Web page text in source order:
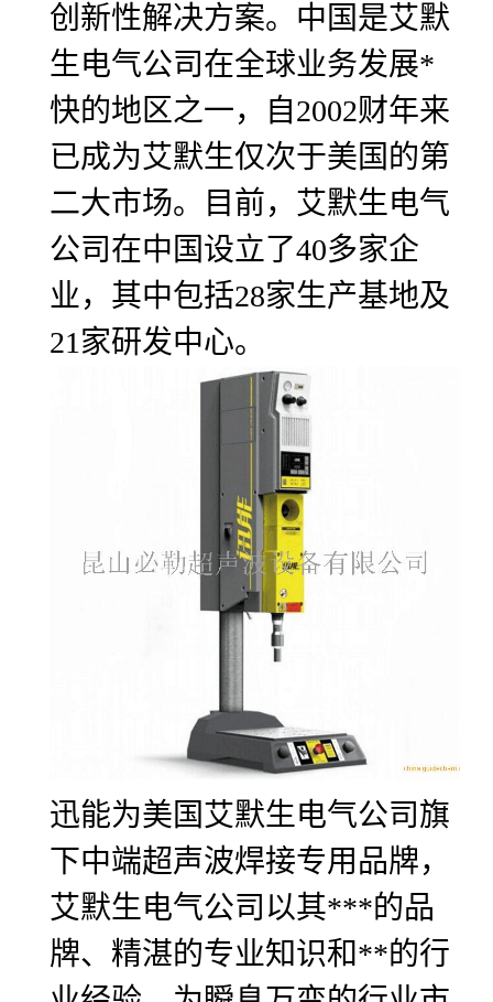
创新性解决方案。中国是艾默
生电气公司在全球业务发展*
快的地区之一，自2002财年来
已成为艾默生仅次于美国的第
二大市场。目前，艾默生电气
公司在中国设立了40多家企
业，其中包括28家生产基地及
21家研发中心。
迅能为美国艾默生电气公司旗
下中端超声波焊接专用品牌，
艾默生电气公司以其***的品
牌、精湛的专业知识和**的行